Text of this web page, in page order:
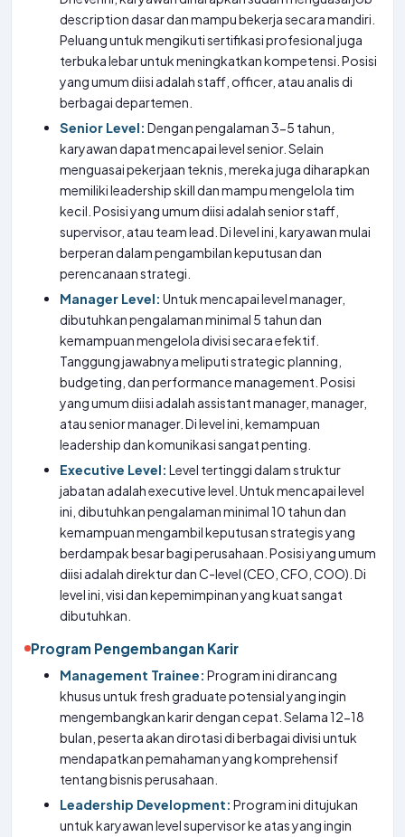
description dasar dan mampu bekerja secara mandiri.
Peluang untuk mengikuti sertifikasi profesional juga
terbuka lebar untuk meningkatkan kompetensi. Posisi
yang umum diisi adalah staff, officer, atau analis di
berbagai departemen.
Senior Level: Dengan pengalaman 3-5 tahun,
karyawan dapat mencapai level senior. Selain
menguasai pekerjaan teknis, mereka juga diharapkan
memiliki leadership skill dan mampu mengelola tim
kecil. Posisi yang umum diisi adalah senior staff,
supervisor, atau team lead. Di level ini, karyawan mulai
berperan dalam pengambilan keputusan dan
perencanaan strategi.
Manager Level: Untuk mencapai level manager,
dibutuhkan pengalaman minimal 5 tahun dan
kemampuan mengelola divisi secara efektif.
Tanggung jawabnya meliputi strategic planning,
budgeting, dan performance management. Posisi
yang umum diisi adalah assistant manager, manager,
atau senior manager. Di level ini, kemampuan
leadership dan komunikasi sangat penting.
Executive Level: Level tertinggi dalam struktur
jabatan adalah executive level. Untuk mencapai level
ini, dibutuhkan pengalaman minimal 10 tahun dan
kemampuan mengambil keputusan strategis yang
berdampak besar bagi perusahaan. Posisi yang umum
diisi adalah direktur dan C-level (CEO, CFO, COO). Di
level ini, visi dan kepemimpinan yang kuat sangat
dibutuhkan.
Program Pengembangan Karir
Management Trainee: Program ini dirancang
khusus untuk fresh graduate potensial yang ingin
mengembangkan karir dengan cepat. Selama 12-18
bulan, peserta akan dirotasi di berbagai divisi untuk
mendapatkan pemahaman yang komprehensif
tentang bisnis perusahaan.
Leadership Development: Program ini ditujukan
untuk karyawan level supervisor ke atas yang ingin